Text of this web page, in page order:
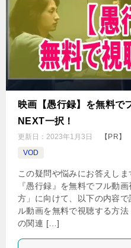
映画【愚行録】を無料で
NEXT一択！
更新日： 2023年1月3日
VOD
【PR】
この疑問や悩みにお答えし
『愚行録』を無料でフル動
方」に向けて、以下の内容
ル動画を無料で視聴する方
の関連 […]